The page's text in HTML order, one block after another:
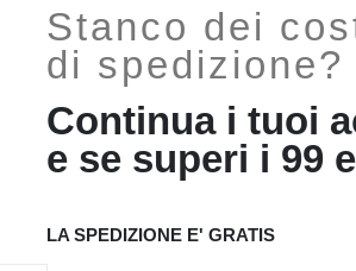
Stanco dei
di spedizione?
Continua i tuoi
e se superi i 99
LA SPEDIZIONE E' GRATIS